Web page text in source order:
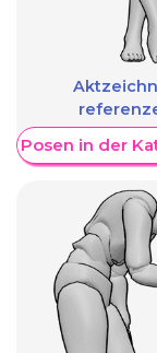
Posen in der